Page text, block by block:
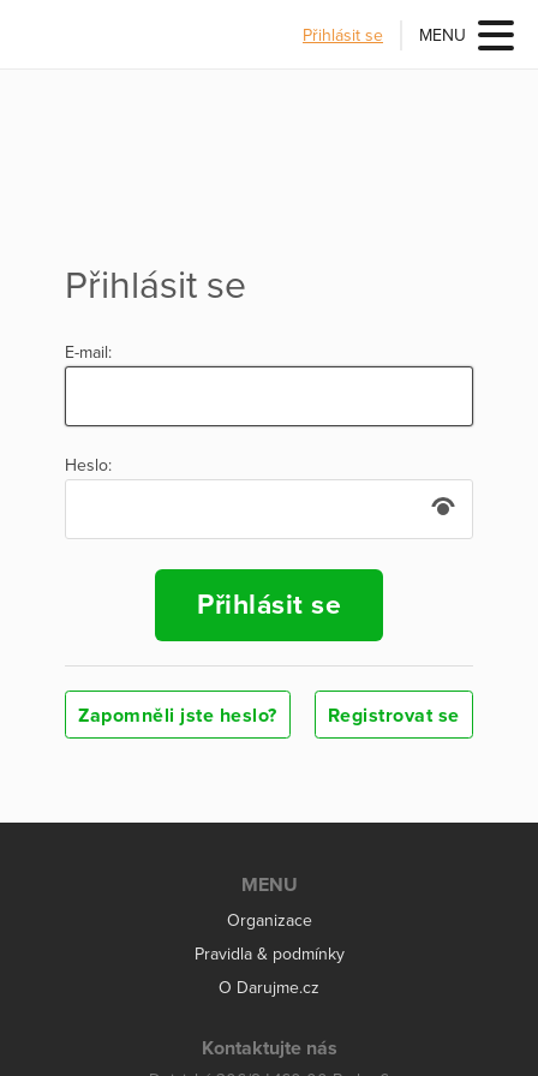
Přihlásit se MENU
Přihlásit se
E-mail:
Heslo:
Přihlásit se
Zapomněli jste heslo? Registrovat se
MENU
Organizace
Pravidla & podmínky
O Darujme.cz
Kontaktujte nás